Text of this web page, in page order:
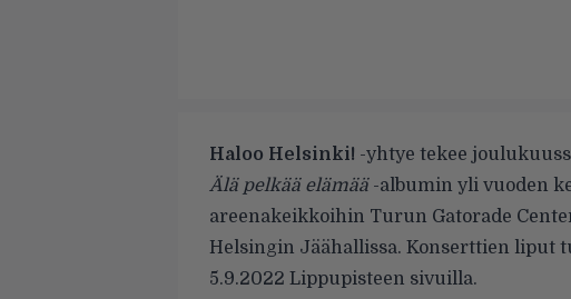
Haloo Helsinki! -yhtye tekee
Älä pelkää elämää-albumin yli vuoden
areenakeikkoihin Turun Gatorade
Helsingin Jäähallissa. Konserttien liput
5.9.2022 Lippupisteen sivuilla.